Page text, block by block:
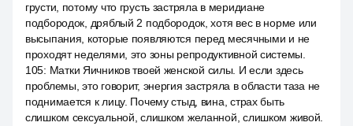
грусти, потому что грусть застряла в меридиане
подбородок, дряблый 2 подбородок, хотя вес в норме или
высыпания, которые появляются перед месячными и не
проходят неделями, это зоны репродуктивной системы.
105: Матки Яичников твоей женской силы. И если здесь
проблемы, это говорит, энергия застряла в области таза не
поднимается к лицу. Почему стыд, вина, страх быть
слишком сексуальной, слишком желанной, слишком живой.